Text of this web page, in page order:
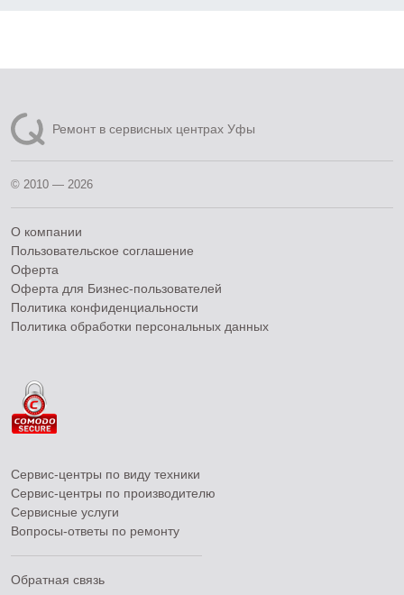
Ремонт в сервисных центрах Уфы
© 2010 — 2026
О компании
Пользовательское соглашение
Оферта
Оферта для Бизнес-пользователей
Политика конфиденциальности
Политика обработки персональных данных
Сервис-центры по виду техники
Сервис-центры по производителю
Сервисные услуги
Вопросы-ответы по ремонту
Обратная связь